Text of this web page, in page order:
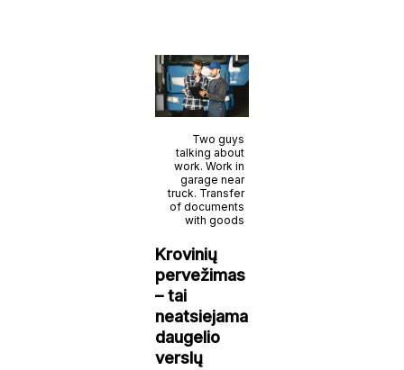
Two guys
talking about
work. Work in
garage near
truck. Transfer
of documents
with goods
Krovinių
pervežimas
– tai
neatsiejama
daugelio
verslų